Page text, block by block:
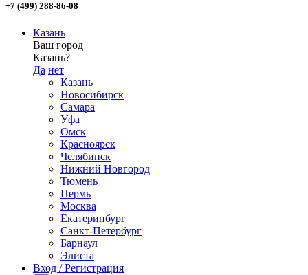
+7 (499) 288-86-08
Казань
Ваш город
Казань?
Да нет
Казань
Новосибирск
Самара
Уфа
Омск
Красноярск
Челябинск
Нижний Новгород
Тюмень
Пермь
Москва
Екатеринбург
Санкт-Петербург
Барнаул
Элиста
Вход / Регистрация